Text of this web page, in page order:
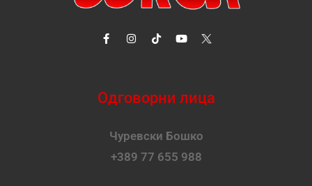
Одговорни лица
Чуревски Бошко
+389 77 655 988